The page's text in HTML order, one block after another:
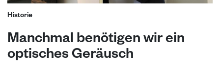
Historie
Manchmal benötigen wir ein
optisches Geräusch